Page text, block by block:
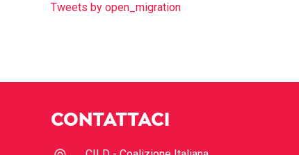
Tweets by open_migration
CONTATTACI